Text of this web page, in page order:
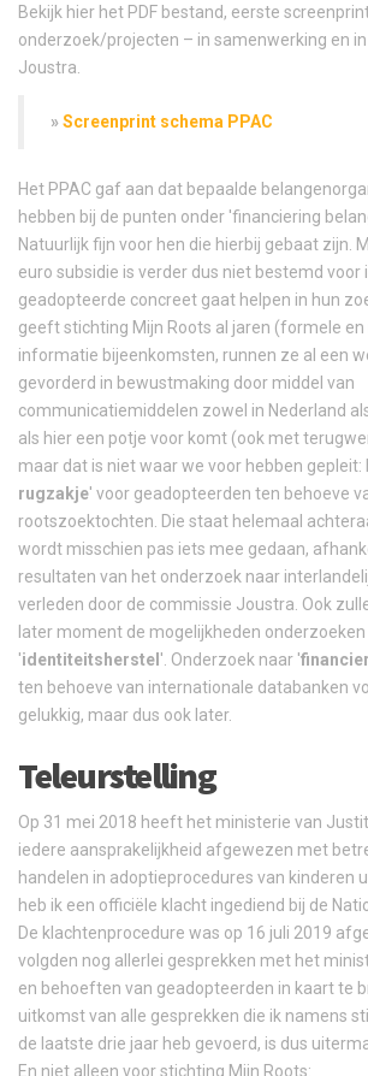
Bekijk hier het PDF bestand, eerste
onderzoek/projecten – in samenwerking en
Joustra.
»Screenprint schema PPAC
Het PPAC gaf aan dat bepaalde
hebben bij de punten onder 'financiering
Natuurlijk fijn voor hen die hierbij gebaat zijn.
euro subsidie is verder dus niet bestemd voor
geadopteerde concreet gaat helpen in hun
geeft stichting Mijn Roots al jaren (formele
informatie bijeenkomsten, runnen ze al een
gevorderd in bewustmaking door middel van
communicatiemiddelen zowel in Nederland
als hier een potje voor komt (ook met
maar dat is niet waar we voor hebben gepleit:
rugzakje' voor geadopteerden ten behoeve
rootszoektochten. Die staat helemaal
wordt misschien pas iets mee gedaan,
resultaten van het onderzoek naar
verleden door de commissie Joustra. Ook
later moment de mogelijkheden
'identiteitsherstel '. Onderzoek naar '
ten behoeve van internationale databanken
gelukkig, maar dus ook later.
Teleurstelling
Op 31 mei 2018 heeft het ministerie van
iedere aansprakelijkheid afgewezen met
handelen in adoptieprocedures van kinderen
heb ik een officiële klacht ingediend bij de
De klachtenprocedure was op 16 juli 2019
volgden nog allerlei gesprekken met het
en behoeften van geadopteerden in kaart te
uitkomst van alle gesprekken die ik namens
de laatste drie jaar heb gevoerd, is dus
En niet alleen voor stichting Mijn Roots: